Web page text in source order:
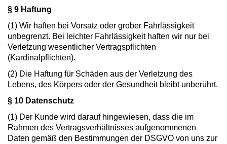
§ 9 Haftung
(1) Wir haften bei Vorsatz oder grober Fahrlässigkeit
unbegrenzt. Bei leichter Fahrlässigkeit haften wir nur bei
Verletzung wesentlicher Vertragspflichten
(Kardinalpflichten).
(2) Die Haftung für Schäden aus der Verletzung des
Lebens, des Körpers oder der Gesundheit bleibt unberührt.
§ 10 Datenschutz
(1) Der Kunde wird darauf hingewiesen, dass die im
Rahmen des Vertragsverhältnisses aufgenommenen
Daten gemäß den Bestimmungen der DSGVO von uns zur